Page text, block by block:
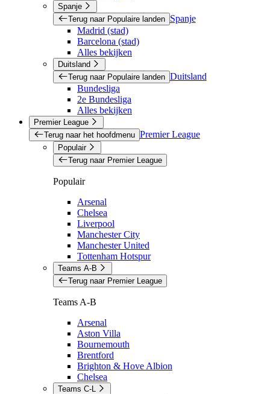
Spanje
Terug naar Populaire landen
Spanje
Madrid (stad)
Barcelona (stad)
Alles bekijken
Duitsland
Terug naar Populaire landen Duitsland
Bundesliga
2e Bundesliga
Alles bekijken
Premier League
Terug naar het hoofdmenu Premier League
Populair
Terug naar Premier League
Populair
Arsenal
Chelsea
Liverpool
Manchester City
Manchester United
Tottenham Hotspur
Teams A-B
Terug naar Premier League
Teams A-B
Arsenal
Aston Villa
Bournemouth
Brentford
Brighton & Hove Albion
Chelsea
Teams C-L